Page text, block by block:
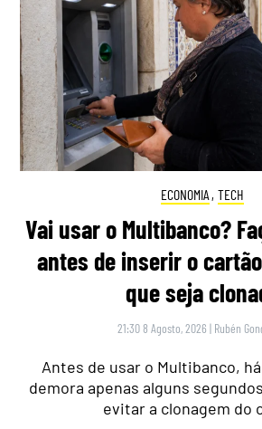
ECONOMIA , TECH
Vai usar o Multibanco?
antes de inserir o
que seja
21:30 8 Agosto, 2026 | Rubén
Antes de usar o Multibanco,
demora apenas alguns
evitar a clonagem do